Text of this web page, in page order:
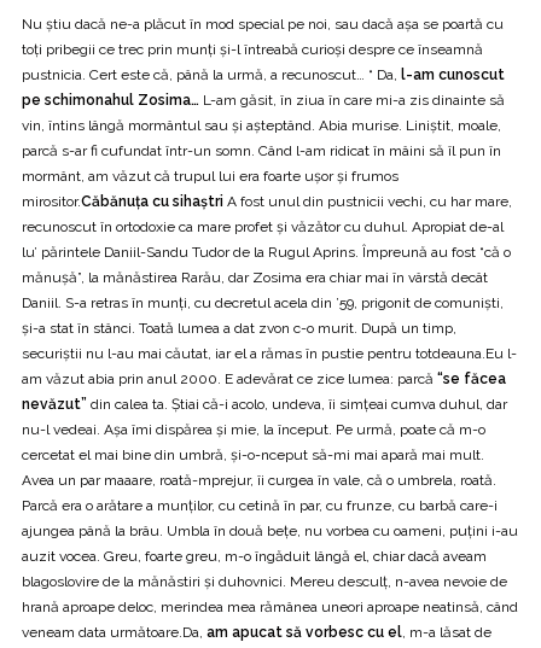
Nu ştiu dacă ne-a plăcut în mod special pe noi, sau dacă aşa se poartă cu
toţi pribegii ce trec prin munţi şi-l întreabă curioşi despre ce înseamnă
pustnicia. Cert este că, până la urmă, a recunoscut… “ Da, l-am cunoscut
pe schimonahul Zosima… L-am găsit, în ziua în care mi-a zis dinainte să
vin, întins lângă mormântul sau şi aşteptând. Abia murise. Liniştit, moale,
parcă s-ar fi cufundat într-un somn. Când l-am ridicat în mâini să îl pun în
mormânt, am văzut că trupul lui era foarte uşor şi frumos
mirositor.Căbănuţa cu sihaştri A fost unul din pustnicii vechi, cu har mare,
recunoscut în ortodoxie ca mare profet şi văzător cu duhul. Apropiat de-al
lu’ părintele Daniil-Sandu Tudor de la Rugul Aprins. Împreună au fost “că o
mănuşă”, la mănăstirea Rarău, dar Zosima era chiar mai în vârstă decât
Daniil. S-a retras în munţi, cu decretul acela din ’59, prigonit de comunişti,
şi-a stat în stânci. Toată lumea a dat zvon c-o murit. După un timp,
securiştii nu l-au mai căutat, iar el a rămas în pustie pentru totdeauna.Eu l-
am văzut abia prin anul 2000. E adevărat ce zice lumea: parcă “se făcea
nevăzut” din calea ta. Ştiai că-i acolo, undeva, îi simţeai cumva duhul, dar
nu-l vedeai. Aşa îmi dispărea şi mie, la început. Pe urmă, poate că m-o
cercetat el mai bine din umbră, şi-o-nceput să-mi mai apară mai mult.
Avea un par maaare, roată-mprejur, îi curgea în vale, că o umbrela, roată.
Parcă era o arătare a munţilor, cu cetină în par, cu frunze, cu barbă care-i
ajungea până la brâu. Umbla în două beţe, nu vorbea cu oameni, puţini i-au
auzit vocea. Greu, foarte greu, m-o îngăduit lângă el, chiar dacă aveam
blagoslovire de la mănăstiri şi duhovnici. Mereu desculţ, n-avea nevoie de
hrană aproape deloc, merindea mea rămânea uneori aproape neatinsă, când
veneam data următoare.Da, am apucat să vorbesc cu el, m-a lăsat de